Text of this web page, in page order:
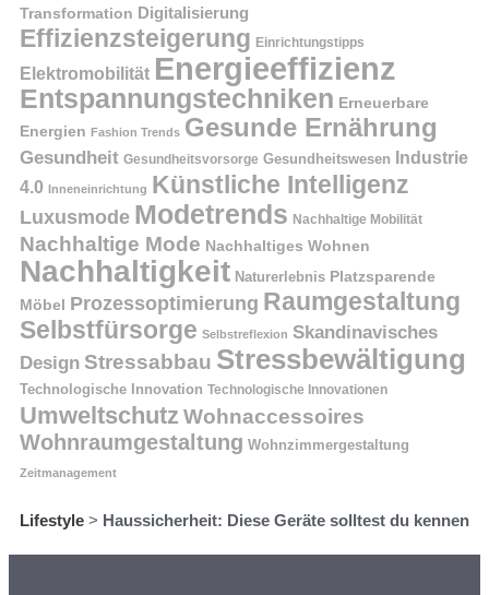
Transformation Digitalisierung
Effizienzsteigerung Einrichtungstipps
Elektromobilität Energieeffizienz
Entspannungstechniken Erneuerbare
Energien Fashion Trends Gesunde Ernährung
Gesundheit Gesundheitsvorsorge Gesundheitswesen Industrie
4.0 Inneneinrichtung Künstliche Intelligenz
Luxusmode Modetrends Nachhaltige Mobilität
Nachhaltige Mode Nachhaltiges Wohnen
Nachhaltigkeit Naturerlebnis Platzsparende
Möbel
Prozessoptimierung Raumgestaltung
Selbstfürsorge Selbstreflexion Skandinavisches
Design Stressabbau Stressbewältigung
Technologische Innovation Technologische Innovationen
Umweltschutz Wohnaccessoires
Wohnraumgestaltung Wohnzimmergestaltung
Zeitmanagement
Lifestyle > Haussicherheit: Diese Geräte solltest du kennen